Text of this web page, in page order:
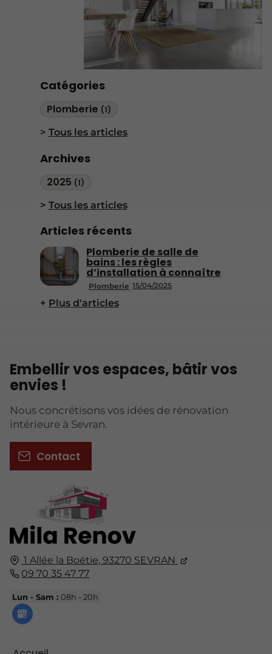
Catégories
Plomberie (1)
Tous les articles
Archives
2025 (1)
Tous les articles
Articles récents
Plomberie 15/04/2025
Plomberie de salle de
bains : les règles
d’installation à connaître
Plus d'articles
1 Allée la Boétie,93270 SEVRAN
09 70 35 47 77
Lun - Sam :08h - 20h
Embellir vos espaces, bâtir vos
envies !
Nous concrétisons vos idées de rénovation
intérieure à Sevran.
Contact